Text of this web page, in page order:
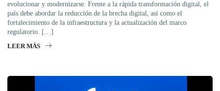
evolucionar y modernizarse. Frente a la rápida transformación digital, el
país debe abordar la reducción de la brecha digital, así como el
fortalecimiento de la infraestructura y la actualización del marco
regulatorio. […]
LEER MÁS